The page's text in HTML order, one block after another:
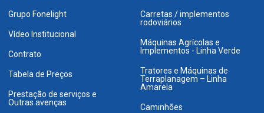
Grupo Fonelight
Vídeo Institucional
Contrato
Tabela de Preços
Prestação de serviços e
Outras avenças
Carretas / implementos
rodoviários
Máquinas Agrícolas e
Implementos - Linha Verde
Tratores e Máquinas de
Terraplanagem – Linha
Amarela
Caminhões